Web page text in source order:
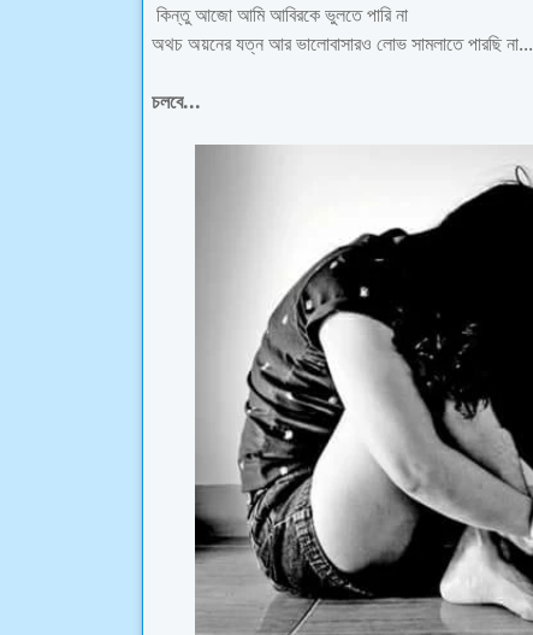
কিন্তু আজো আমি আবিরকে ভুলতে পারি না
অথচ অয়নের যত্ন আর ভালোবাসারও লোভ সামলাতে পারছি না...
চলবে...